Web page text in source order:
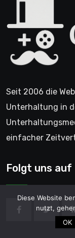
Seit 2006 die
Unterhaltung in
einfacher
Folgt uns auf
Diese Website
nutzt,
OK